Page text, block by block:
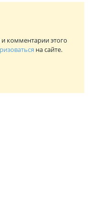
комментарии этого
на сайте.